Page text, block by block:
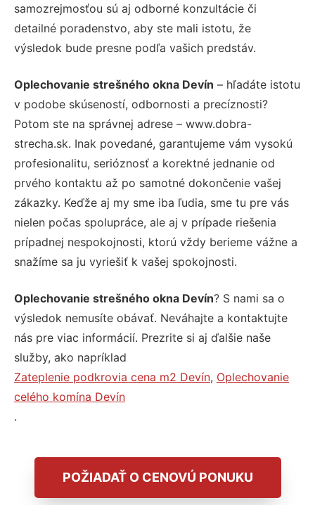
samozrejmosťou sú aj odborné konzultácie či
detailné poradenstvo, aby ste mali istotu, že
výsledok bude presne podľa vašich predstáv.
Oplechovanie strešného okna Devín – hľadáte istotu
v podobe skúseností, odbornosti a precíznosti?
Potom ste na správnej adrese – www.dobra-
strecha.sk. Inak povedané, garantujeme vám vysokú
profesionalitu, serióznosť a korektné jednanie od
prvého kontaktu až po samotné dokončenie vašej
zákazky. Keďže aj my sme iba ľudia, sme tu pre vás
nielen počas spolupráce, ale aj v prípade riešenia
prípadnej nespokojnosti, ktorú vždy berieme vážne a
snažíme sa ju vyriešiť k vašej spokojnosti.
Oplechovanie strešného okna Devín? S nami sa o
výsledok nemusíte obávať. Neváhajte a kontaktujte
nás pre viac informácií. Prezrite si aj ďalšie naše
služby, ako napríklad
Zateplenie podkrovia cena m2 Devín, Oplechovanie
celého komína Devín
.
POŽIADAŤ O CENOVÚ PONUKU